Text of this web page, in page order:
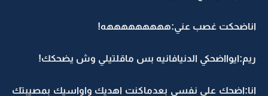
اناضحكت غصب عني:هههههههههه!
ريم:ايوااضحكي الدنيافانيه بس ماقلتيلي وش يضحكك!
انا:اضحك على نفسي بعدماكنت اهديك واواسيك بمصيبتك